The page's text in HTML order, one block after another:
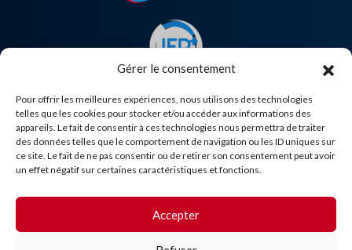
Gérer le consentement
Pour offrir les meilleures expériences, nous utilisons des technologies
telles que les cookies pour stocker et/ou accéder aux informations des
appareils. Le fait de consentir à ces technologies nous permettra de traiter
des données telles que le comportement de navigation ou les ID uniques sur
ce site. Le fait de ne pas consentir ou de retirer son consentement peut avoir
un effet négatif sur certaines caractéristiques et fonctions.
Accepter
Besoin d'aide ?